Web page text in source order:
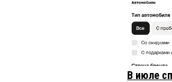
В июле